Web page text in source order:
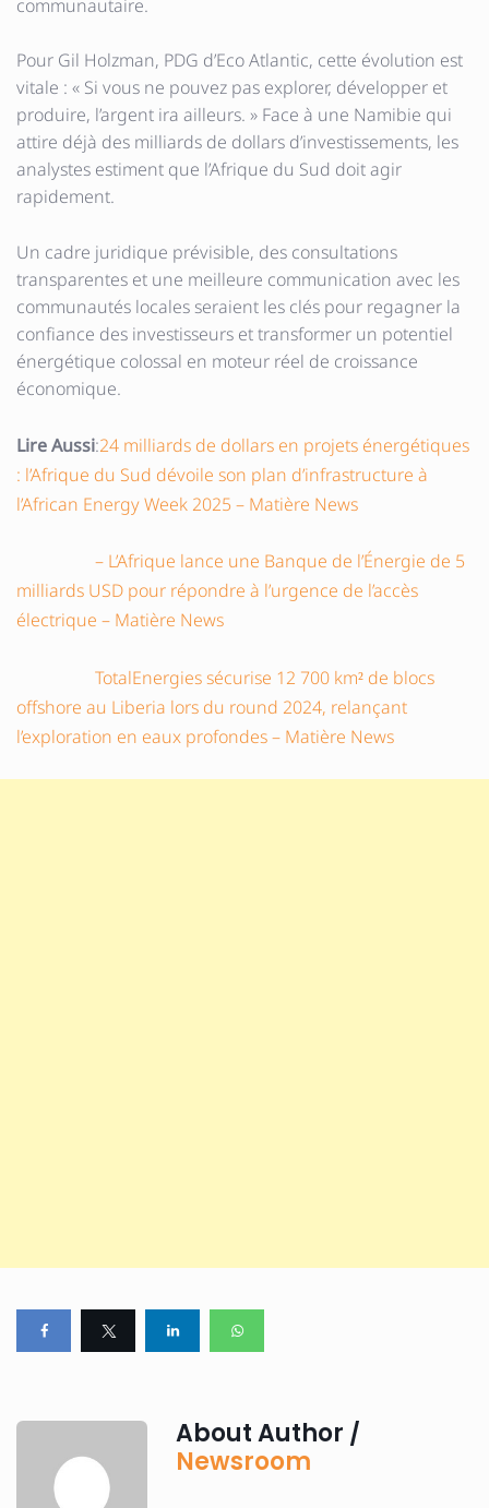
communautaire.
Pour Gil Holzman, PDG d’Eco Atlantic, cette évolution est
vitale : « Si vous ne pouvez pas explorer, développer et
produire, l’argent ira ailleurs. » Face à une Namibie qui
attire déjà des milliards de dollars d’investissements, les
analystes estiment que l’Afrique du Sud doit agir
rapidement.
Un cadre juridique prévisible, des consultations
transparentes et une meilleure communication avec les
communautés locales seraient les clés pour regagner la
confiance des investisseurs et transformer un potentiel
énergétique colossal en moteur réel de croissance
économique.
Lire Aussi:24 milliards de dollars en projets énergétiques
: l’Afrique du Sud dévoile son plan d’infrastructure à
l’African Energy Week 2025 – Matière News
– L’Afrique lance une Banque de l’Énergie de 5
milliards USD pour répondre à l’urgence de l’accès
électrique – Matière News
TotalEnergies sécurise 12 700 km² de blocs
offshore au Liberia lors du round 2024, relançant
l’exploration en eaux profondes – Matière News
About Author /
Newsroom